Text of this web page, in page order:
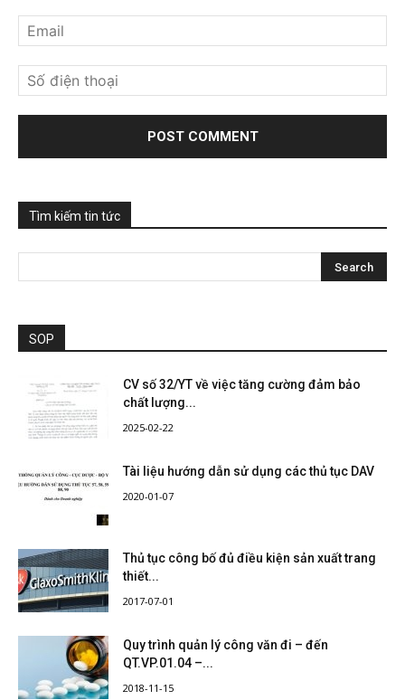
Tìm kiếm tin tức
SOP
CV số 32/YT về việc tăng cường đảm bảo
chất lượng...
2025-02-22
Tài liệu hướng dẫn sử dụng các thủ tục DAV
2020-01-07
Thủ tục công bố đủ điều kiện sản xuất trang
thiết...
2017-07-01
Quy trình quản lý công văn đi – đến
QT.VP.01.04 –...
2018-11-15